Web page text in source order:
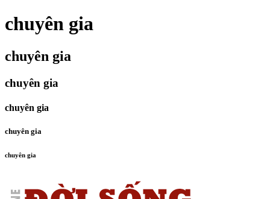
chuyên gia
chuyên gia
chuyên gia
chuyên gia
chuyên gia
chuyên gia